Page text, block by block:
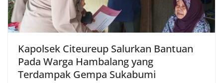
Kapolsek Citeureup Salurkan Bantuan
Pada Warga Hambalang yang
Terdampak Gempa Sukabumi